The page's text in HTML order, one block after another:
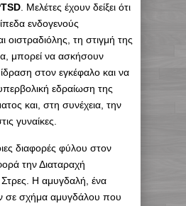
. Μελέτες έχουν δείξει ότι
ενδογενούς
οιστραδιόλης, τη στιγμή της
μπορεί να ασκήσουν
στον εγκέφαλο και να
εδραίωση της
και, στη συνέχεια, την
γυναίκες.
διαφορές φύλου στον
την Διαταραχή
Η αμυγδαλή, ένα
σε σχήμα αμυγδάλου που